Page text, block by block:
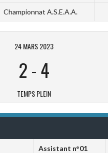
Championnat A.S.E.A.A.
24 MARS 2023
2-4
TEMPS PLEIN
Assistant n°01